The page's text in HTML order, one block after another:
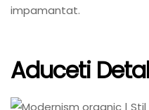
impamantat.
Aduceti